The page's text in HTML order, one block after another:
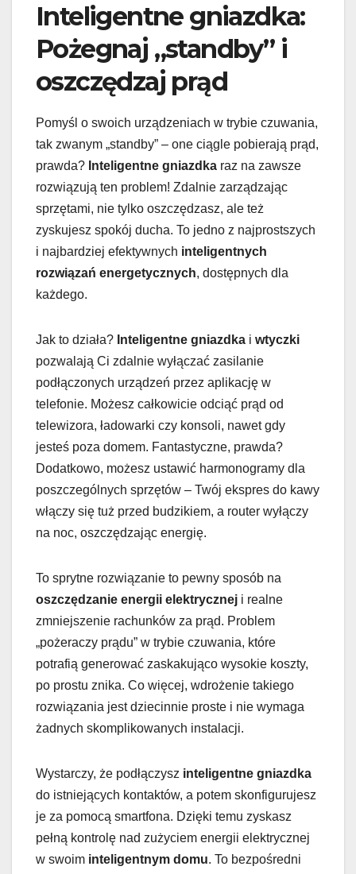
Inteligentne gniazdka:
Pożegnaj „standby” i
oszczędzaj prąd
Pomyśl o swoich urządzeniach w trybie czuwania,
tak zwanym „standby” – one ciągle pobierają prąd,
prawda? Inteligentne gniazdka raz na zawsze
rozwiązują ten problem! Zdalnie zarządzając
sprzętami, nie tylko oszczędzasz, ale też
zyskujesz spokój ducha. To jedno z najprostszych
i najbardziej efektywnych inteligentnych
rozwiązań energetycznych, dostępnych dla
każdego.
Jak to działa? Inteligentne gniazdka i wtyczki
pozwalają Ci zdalnie wyłączać zasilanie
podłączonych urządzeń przez aplikację w
telefonie. Możesz całkowicie odciąć prąd od
telewizora, ładowarki czy konsoli, nawet gdy
jesteś poza domem. Fantastyczne, prawda?
Dodatkowo, możesz ustawić harmonogramy dla
poszczególnych sprzętów – Twój ekspres do kawy
włączy się tuż przed budzikiem, a router wyłączy
na noc, oszczędzając energię.
To sprytne rozwiązanie to pewny sposób na
oszczędzanie energii elektrycznej i realne
zmniejszenie rachunków za prąd. Problem
„pożeraczy prądu” w trybie czuwania, które
potrafią generować zaskakująco wysokie koszty,
po prostu znika. Co więcej, wdrożenie takiego
rozwiązania jest dziecinnie proste i nie wymaga
żadnych skomplikowanych instalacji.
Wystarczy, że podłączysz inteligentne gniazdka
do istniejących kontaktów, a potem skonfigurujesz
je za pomocą smartfona. Dzięki temu zyskasz
pełną kontrolę nad zużyciem energii elektrycznej
w swoim inteligentnym domu. To bezpośredni